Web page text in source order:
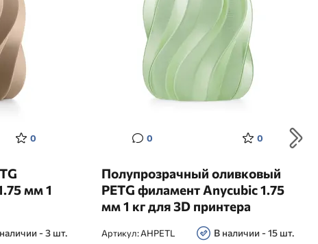
0
мм 1
- 3 шт.
0 0
Полупрозрачный оливковый
PETG филамент Anycubic 1.75
мм 1 кг для 3D принтера
Артикул:AHPETL В наличии - 15 шт.